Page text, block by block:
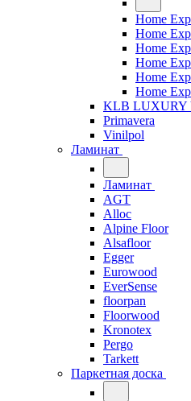
Home
Home
Home
Home
Home
Home
KLB LUXURY
Primavera
Vinilpol
Ламинат
Ламинат
AGT
Alloc
Alpine Floor
Alsafloor
Egger
Eurowood
EverSense
floorpan
Floorwood
Kronotex
Pergo
Tarkett
Паркетная доска